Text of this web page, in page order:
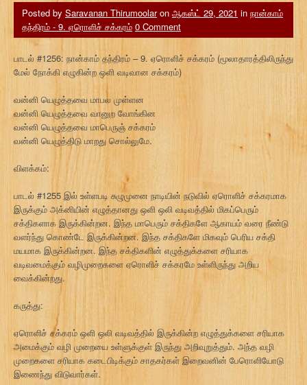
Posted by Saravanan Thirumoolaron ஆகஸ்ட் 29, 2021 in நான்காம்
தந்திரம் - 9. ஏரொளிச் சக்கரம் 0 Comment
பாடல் #1256: நான்காம் தந்திரம் – 9. ஏரொளிச் சக்கரம் (மூலாதாரத்திலிருந்து
மேல் நோக்கி எழுகின்ற ஒளி வடிவான சக்கரம்)
வன்னி யெழுத்தவை மாபல முள்ளன
வன்னி யெழுத்தவை வானுற வோங்கின
வன்னி யெழுத்தவை மாபெருஞ் சக்கரம்
வன்னி யெழுத்திடு மாறது சொல்லுமே.
விளக்கம்:
பாடல் #1255 இல் உள்ளபடி சுழுமுனை நாடியின் நடுவில் ஏரொளிச் சக்கரமாக
இருக்கும் அக்னியின் எழுத்தானது ஒளி ஒலி வடிவத்தில் மிகப்பெரும்
சக்திகளாக இருக்கின்றன. இந்த மாபெரும் சக்திகளே ஆகாயம் வரை நீண்டு
வளர்ந்து கொண்டே இருக்கின்றன. இந்த சக்திகளே மிகவும் பெரிய சக்தி
மயமாக இருக்கின்றன. இந்த சக்திகளின் எழுத்துக்களை சரியாக
வடிவமைக்கும் வழிமுறைகளை ஏரொளிச் சக்கரமே உள்ளிருந்து அறிய
வைக்கின்றது.
கருத்து:
ஏரொளிச் சக்கரம் ஒளி ஒலி வடிவத்தில் இருக்கின்ற எழுத்துக்களை சரியாக
அமைக்கும் வழி முறையை உள்ளுக்குள் இருந்து அறிவுறுத்தும். அந்த வழி
முறைகளை சரியாக கடைபிடிக்கும் சாதகர்கள் இறைவனின் பேரொளியோடு
இணைந்து விடுவார்கள்.